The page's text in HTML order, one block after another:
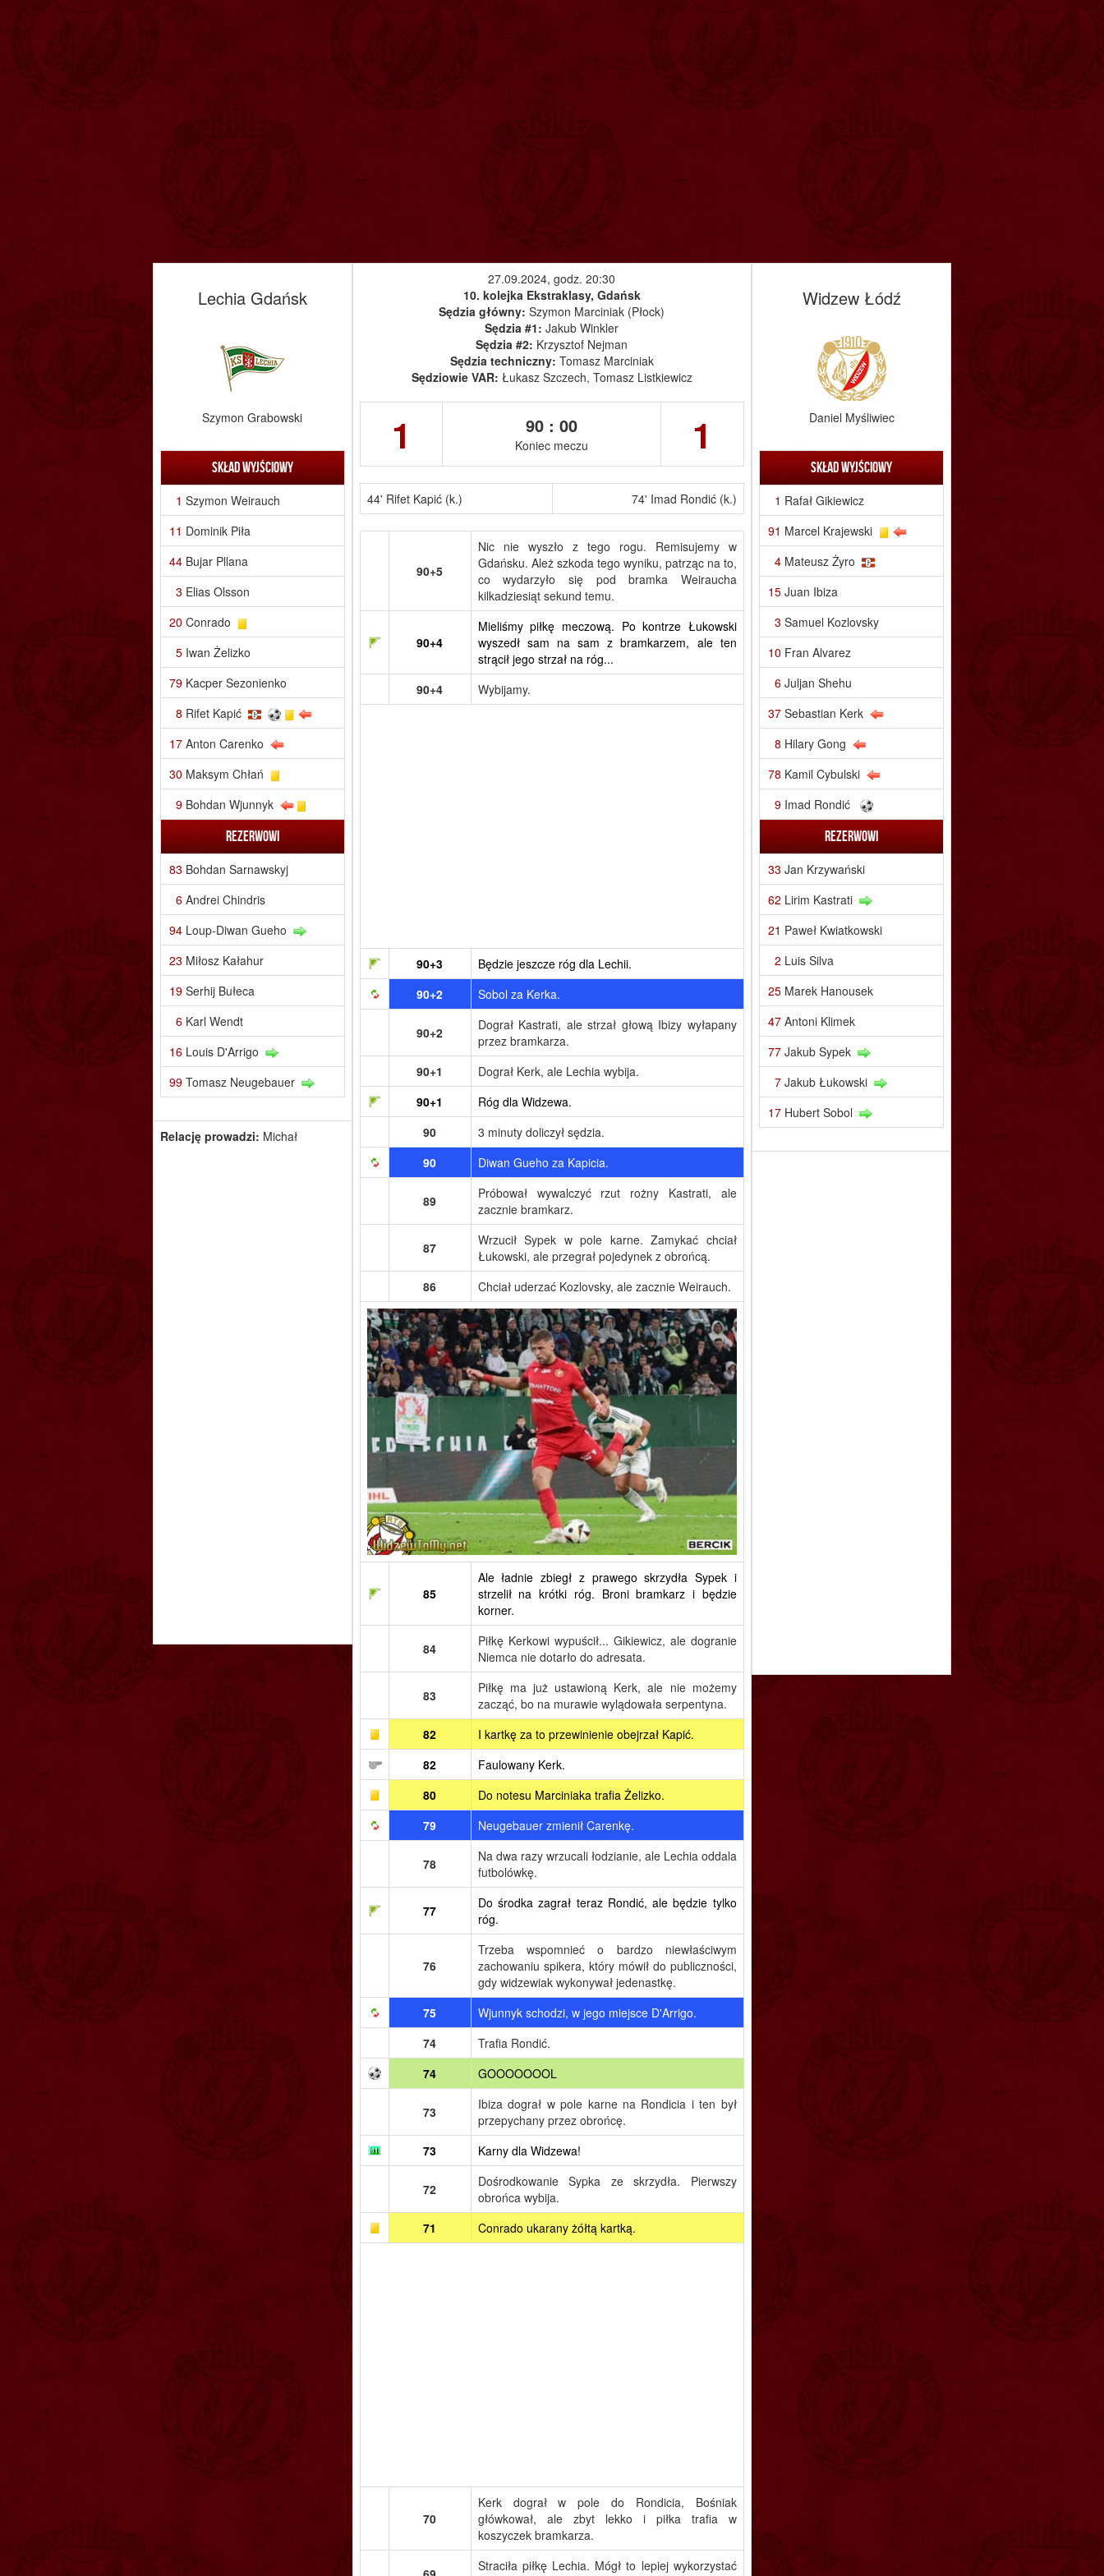
27.09.2024, godz. 20:30
10. kolejka Ekstraklasy, Gdańsk
Sędzia główny: Szymon Marciniak (Płock)
Sędzia #1: Jakub Winkler
Sędzia #2: Krzysztof Nejman
Sędzia techniczny: Tomasz Marciniak
Sędziowie VAR: Łukasz Szczech, Tomasz Listkiewicz
1 90 : 00
Koniec meczu 1
44' Rifet Kapić (k.) 74' Imad Rondić (k.)
90+5
Nic nie wyszło z tego rogu. Remisujemy w
Gdańsku. Ależ szkoda tego wyniku, patrząc na to,
co wydarzyło się pod bramka Weiraucha
kilkadziesiąt sekund temu.
90+4
Mieliśmy piłkę meczową. Po kontrze Łukowski
wyszedł sam na sam z bramkarzem, ale ten
strącił jego strzał na róg...
90+4
Wybijamy.
90+3
Będzie jeszcze róg dla Lechii.
90+2
Sobol za Kerka.
90+2
Dograł Kastrati, ale strzał głową Ibizy wyłapany
przez bramkarza.
90+1
Dograł Kerk, ale Lechia wybija.
90+1
Róg dla Widzewa.
90
3 minuty doliczył sędzia.
90
Diwan Gueho za Kapicia.
89
Próbował wywalczyć rzut rożny Kastrati, ale
zacznie bramkarz.
87
Wrzucił Sypek w pole karne. Zamykać chciał
Łukowski, ale przegrał pojedynek z obrońcą.
86
Chciał uderzać Kozlovsky, ale zacznie Weirauch.
85
Ale ładnie zbiegł z prawego skrzydła Sypek i
strzelił na krótki róg. Broni bramkarz i będzie
korner.
84
Piłkę Kerkowi wypuścił... Gikiewicz, ale dogranie
Niemca nie dotarło do adresata.
83
Piłkę ma już ustawioną Kerk, ale nie możemy
zacząć, bo na murawie wylądowała serpentyna.
82
I kartkę za to przewinienie obejrzał Kapić.
82
Faulowany Kerk.
80
Do notesu Marciniaka trafia Żelizko.
79
Neugebauer zmienił Carenkę.
78
Na dwa razy wrzucali łodzianie, ale Lechia oddala
futbolówkę.
77
Do środka zagrał teraz Rondić, ale będzie tylko
róg.
76
Trzeba wspomnieć o bardzo niewłaściwym
zachowaniu spikera, który mówił do publiczności,
gdy widzewiak wykonywał jedenastkę.
75
Wjunnyk schodzi, w jego miejsce D'Arrigo.
74
Trafia Rondić.
74
GOOOOOOOL
73
Ibiza dograł w pole karne na Rondicia i ten był
przepychany przez obrońcę.
73
Karny dla Widzewa!
72
Dośrodkowanie Sypka ze skrzydła. Pierwszy
obrońca wybija.
71
Conrado ukarany żółtą kartką.
70
Kerk dograł w pole do Rondicia, Bośniak
główkował, ale zbyt lekko i piłka trafia w
koszyczek bramkarza.
Straciła piłkę Lechia. Mógł to lepiej wykorzystać
Lechia Gdańsk
Szymon Grabowski
Skład wyjściowy
1 Szymon Weirauch
11 Dominik Piła
44 Bujar Pllana
3 Elias Olsson
20 Conrado
5 Iwan Żelizko
79 Kacper Sezonienko
8 Rifet Kapić
17 Anton Carenko
30 Maksym Chłań
9 Bohdan Wjunnyk
Rezerwowi
83 Bohdan Sarnawskyj
6 Andrei Chindris
94 Loup-Diwan Gueho
23 Miłosz Kałahur
19 Serhij Bułeca
6 Karl Wendt
16 Louis D'Arrigo
99 Tomasz Neugebauer
Relację prowadzi: Michał
Widzew Łódź
Daniel Myśliwiec
Skład wyjściowy
1 Rafał Gikiewicz
91 Marcel Krajewski
4 Mateusz Żyro
15 Juan Ibiza
3 Samuel Kozlovsky
10 Fran Alvarez
6 Juljan Shehu
37 Sebastian Kerk
8 Hilary Gong
78 Kamil Cybulski
9 Imad Rondić
Rezerwowi
33 Jan Krzywański
62 Lirim Kastrati
21 Paweł Kwiatkowski
2 Luis Silva
25 Marek Hanousek
47 Antoni Klimek
77 Jakub Sypek
7 Jakub Łukowski
17 Hubert Sobol